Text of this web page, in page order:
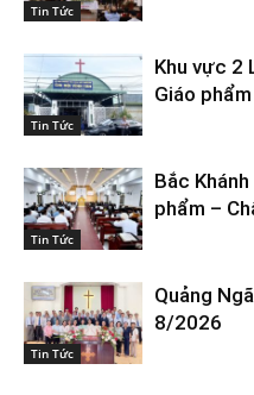
Tin Tức
Tin Tức
Khu vực 2
Giáo
Tin Tức
Bắc
phẩm –
Tin Tức
Quảng
8/2026